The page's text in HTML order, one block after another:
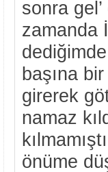
sonra
zamanda
başına
girerek
namaz
önüme